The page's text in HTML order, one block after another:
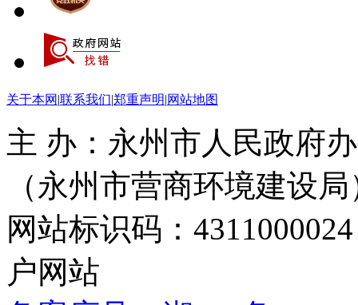
关于本网 |联系我们|郑重声明|网站地图
主 办：永州市人民政府
（永州市营商环境建设局
网站标识码：
户网站